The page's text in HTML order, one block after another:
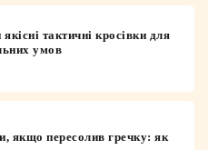
тактичні кросівки для
умов
якщо пересолив гречку: як